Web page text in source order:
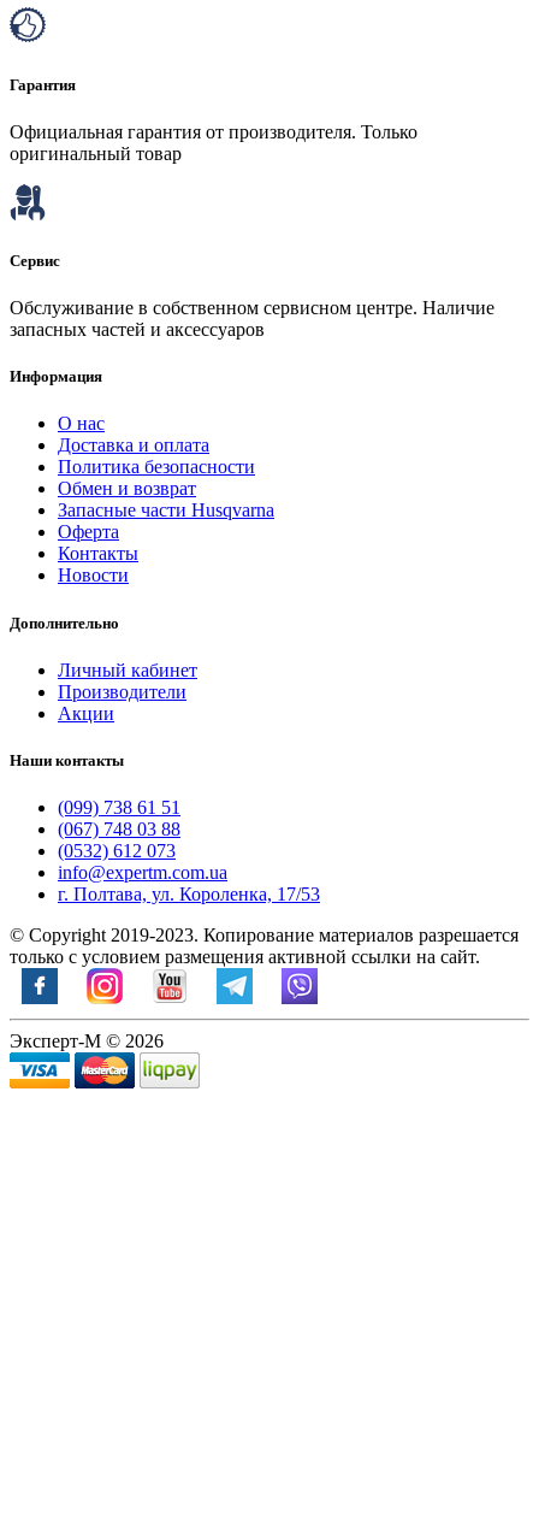
Гарантия
Официальная гарантия от производителя. Только
оригинальный товар
Сервис
Обслуживание в собственном сервисном центре. Наличие
запасных частей и аксессуаров
Информация
О нас
Доставка и оплата
Политика безопасности
Обмен и возврат
Запасные части Husqvarna
Оферта
Контакты
Новости
Дополнительно
Личный кабинет
Производители
Акции
Наши контакты
(099) 738 61 51
(067) 748 03 88
(0532) 612 073
info@expertm.com.ua
г. Полтава, ул. Короленка, 17/53
© Copyright 2019-2023. Копирование материалов разрешается
только с условием размещения активной ссылки на сайт.
Эксперт-М © 2026